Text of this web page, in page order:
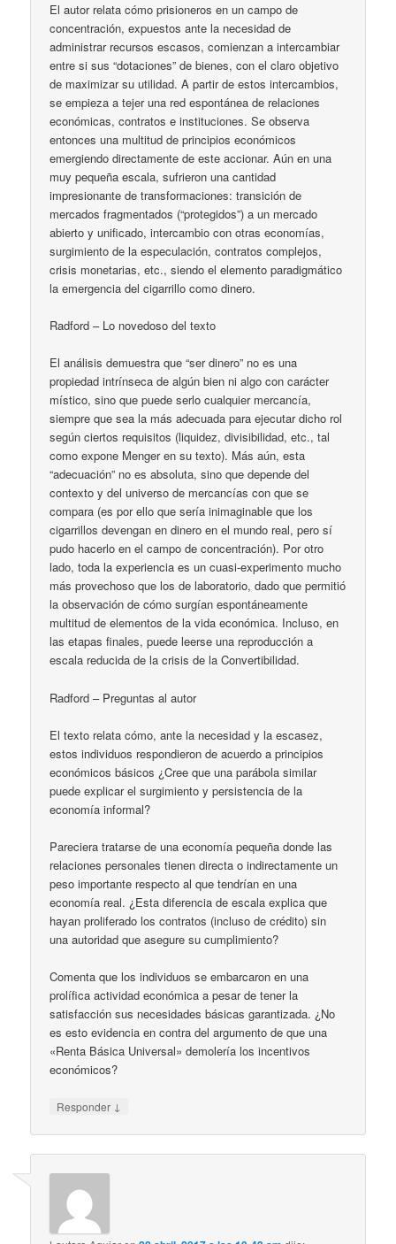
El autor relata cómo prisioneros en un campo de
concentración, expuestos ante la necesidad de
administrar recursos escasos, comienzan a intercambiar
entre si sus “dotaciones” de bienes, con el claro objetivo
de maximizar su utilidad. A partir de estos intercambios,
se empieza a tejer una red espontánea de relaciones
económicas, contratos e instituciones. Se observa
entonces una multitud de principios económicos
emergiendo directamente de este accionar. Aún en una
muy pequeña escala, sufrieron una cantidad
impresionante de transformaciones: transición de
mercados fragmentados (“protegidos”) a un mercado
abierto y unificado, intercambio con otras economías,
surgimiento de la especulación, contratos complejos,
crisis monetarias, etc., siendo el elemento paradigmático
la emergencia del cigarrillo como dinero.
Radford – Lo novedoso del texto
El análisis demuestra que “ser dinero” no es una
propiedad intrínseca de algún bien ni algo con carácter
místico, sino que puede serlo cualquier mercancía,
siempre que sea la más adecuada para ejecutar dicho rol
según ciertos requisitos (liquidez, divisibilidad, etc., tal
como expone Menger en su texto). Más aún, esta
“adecuación” no es absoluta, sino que depende del
contexto y del universo de mercancías con que se
compara (es por ello que sería inimaginable que los
cigarrillos devengan en dinero en el mundo real, pero sí
pudo hacerlo en el campo de concentración). Por otro
lado, toda la experiencia es un cuasi-experimento mucho
más provechoso que los de laboratorio, dado que permitió
la observación de cómo surgían espontáneamente
multitud de elementos de la vida económica. Incluso, en
las etapas finales, puede leerse una reproducción a
escala reducida de la crisis de la Convertibilidad.
Radford – Preguntas al autor
El texto relata cómo, ante la necesidad y la escasez,
estos individuos respondieron de acuerdo a principios
económicos básicos ¿Cree que una parábola similar
puede explicar el surgimiento y persistencia de la
economía informal?
Pareciera tratarse de una economía pequeña donde las
relaciones personales tienen directa o indirectamente un
peso importante respecto al que tendrían en una
economía real. ¿Esta diferencia de escala explica que
hayan proliferado los contratos (incluso de crédito) sin
una autoridad que asegure su cumplimiento?
Comenta que los individuos se embarcaron en una
prolífica actividad económica a pesar de tener la
satisfacción sus necesidades básicas garantizada. ¿No
es esto evidencia en contra del argumento de que una
«Renta Básica Universal» demolería los incentivos
económicos?
Responder ↓